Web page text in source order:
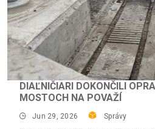
DIAĽNIČIARI DOKONČILI
MOSTOCH NA POVAŽÍ
Jun 29, 2026 Správy